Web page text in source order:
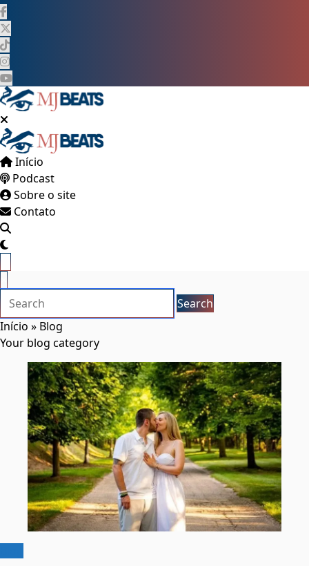
Pular
para
o
conteúdo
Início
Podcast
Sobre o site
Contato
Início » Blog
Your blog category